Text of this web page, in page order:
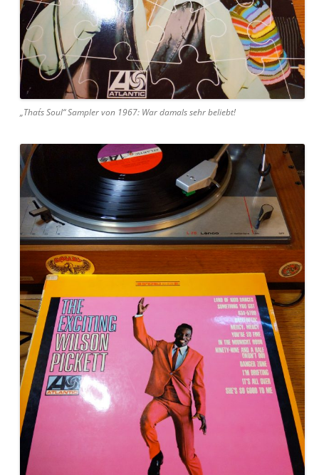
„That´s Soul“ Sampler von 1967: War damals sehr beliebt!